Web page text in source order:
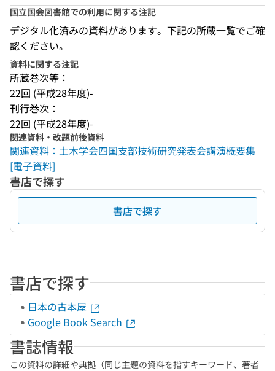
国立国会図書館での利用に関する注記
デジタル化済みの資料があります。下記の所蔵一覧でご確
認ください。
資料に関する注記
所蔵巻次等：
22回 (平成28年度)-
刊行巻次：
22回 (平成28年度)-
関連資料・改題前後資料
関連資料：土木学会四国支部技術研究発表会講演概要集
[電子資料]
書店で探す
書店で探す
書店で探す
日本の古本屋
Google Book Search
書誌情報
この資料の詳細や典拠（同じ主題の資料を指すキーワード、著者